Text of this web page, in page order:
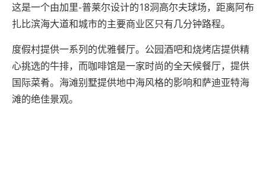
这是一个由加里-普莱尔设计的18洞高尔夫球场，距离阿布
扎比滨海大道和城市的主要商业区只有几分钟路程。
度假村提供一系列的优雅餐厅。公园酒吧和烧烤店提供精
心挑选的牛排，而咖啡馆是一家时尚的全天候餐厅，提供
国际菜肴。海滩别墅提供地中海风格的影响和萨迪亚特海
滩的绝佳景观。